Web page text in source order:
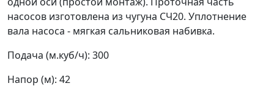
насосов изготовлена из чугуна СЧ20. Уплотнение
вала насоса - мягкая сальниковая набивка.
Подача (м.куб/ч): 300
Напор (м): 42